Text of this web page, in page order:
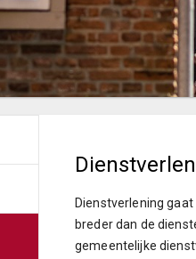
Dienstverlening
breder dan de
gemeentelijke